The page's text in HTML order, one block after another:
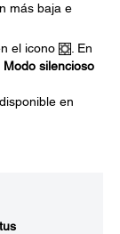
más baja e
el icono
. En
Modo silencioso
en